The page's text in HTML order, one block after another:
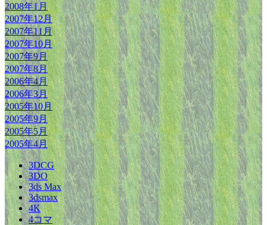
2008年1月
2007年12月
2007年11月
2007年10月
2007年9月
2007年8月
2006年4月
2006年3月
2005年10月
2005年9月
2005年5月
2005年4月
3DCG
3DO
3ds Max
3dsmax
4K
4コマ